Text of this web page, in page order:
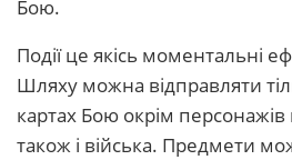
Бою.
Події це якісь моментальні
Шляху можна відправляти
картах Бою окрім
також і війська. Предмети